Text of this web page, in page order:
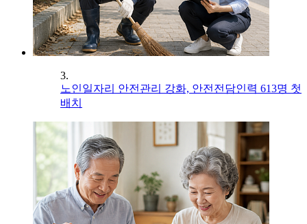
3.
노인일자리 안전관리 강화, 안전전담인력 613명 첫
배치